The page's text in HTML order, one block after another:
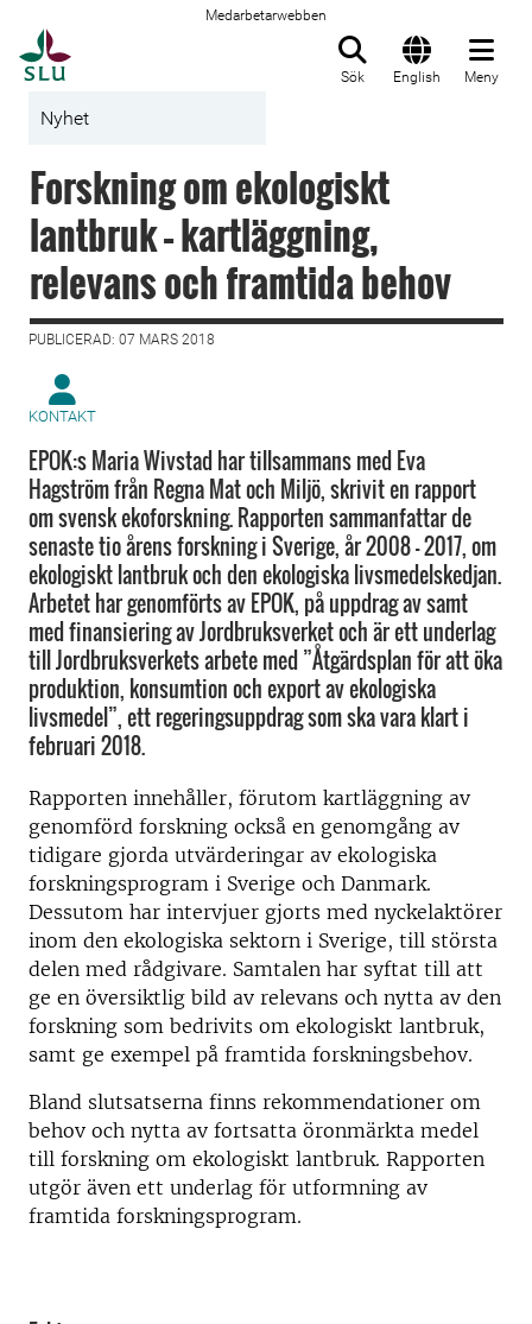
Medarbetarwebben
Sök English Meny
Nyhet
Forskning om ekologiskt
lantbruk – kartläggning,
relevans och framtida behov
PUBLICERAD: 07 MARS 2018
KONTAKT
EPOK:s Maria Wivstad har tillsammans med Eva
Hagström från Regna Mat och Miljö, skrivit en rapport
om svensk ekoforskning. Rapporten sammanfattar de
senaste tio årens forskning i Sverige, år 2008 – 2017, om
ekologiskt lantbruk och den ekologiska livsmedelskedjan.
Arbetet har genomförts av EPOK, på uppdrag av samt
med finansiering av Jordbruksverket och är ett underlag
till Jordbruksverkets arbete med ”Åtgärdsplan för att öka
produktion, konsumtion och export av ekologiska
livsmedel”, ett regeringsuppdrag som ska vara klart i
februari 2018.
Rapporten innehåller, förutom kartläggning av
genomförd forskning också en genomgång av
tidigare gjorda utvärderingar av ekologiska
forskningsprogram i Sverige och Danmark.
Dessutom har intervjuer gjorts med nyckelaktörer
inom den ekologiska sektorn i Sverige, till största
delen med rådgivare. Samtalen har syftat till att
ge en översiktlig bild av relevans och nytta av den
forskning som bedrivits om ekologiskt lantbruk,
samt ge exempel på framtida forskningsbehov.
Bland slutsatserna finns rekommendationer om
behov och nytta av fortsatta öronmärkta medel
till forskning om ekologiskt lantbruk. Rapporten
utgör även ett underlag för utformning av
framtida forskningsprogram.